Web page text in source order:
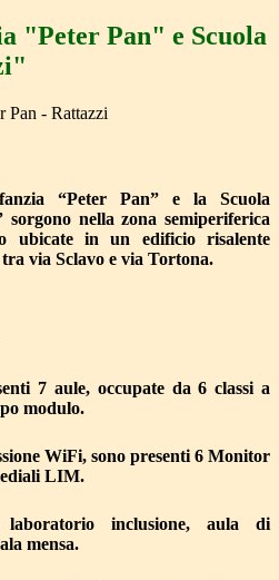
"Peter Pan" e Scuola
“Peter Pan” e la Scuola
nella zona semiperiferica
ubicate in un edificio risalente
via Sclavo e via Tortona.
7 aule, occupate da 6 classi a
modulo.
WiFi, sono presenti 6 Monitor
LIM.
inclusione, aula di
mensa.